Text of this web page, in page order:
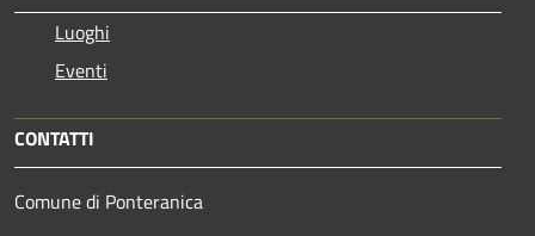
Luoghi
Eventi
CONTATTI
Comune di Ponteranica